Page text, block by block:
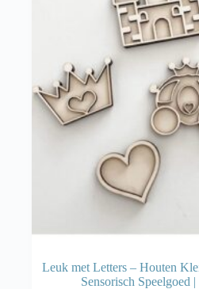
Leuk met Letters – Houten
Sensorisch Speelgoed